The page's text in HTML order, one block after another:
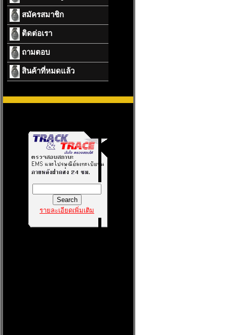
สมัครสมาชิก
ติดต่อเรา
ถามตอบ
สินค้าที่หมดแล้ว
รายละเอียดเพิ่มเติม